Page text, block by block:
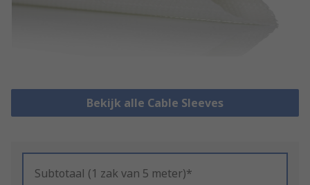
Bekijk alle Cable Sleeves
Subtotaal (1 zak van 5 meter)*